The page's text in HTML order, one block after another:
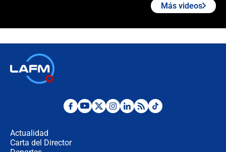
futuro les espera a las cabalgatas en
"No hubo fraude ni posibilidad de
Más videos
Actualidad
Carta del Director